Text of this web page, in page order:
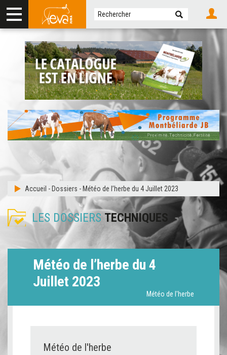
Accueil - Dossiers - Météo de l’herbe du 4 Juillet 2023
LES DOSSIERS TECHNIQUES
Météo de l’herbe du 4
Juillet 2023
Météo de l'herbe
Météo de l'herbe